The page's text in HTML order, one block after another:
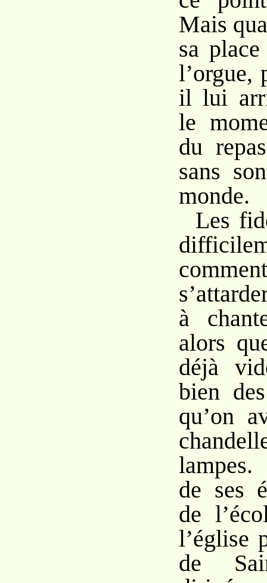
Mais
sa
l’orgue,
il lui
le
du
sans
monde.
Les
à
alors
déjà
bien
qu’on
lampes.
de ses
de
l’église
de